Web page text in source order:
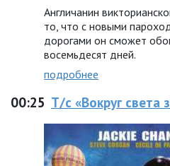
Англичанин
то, что с новыми
дорогами он сможет
восемьдесят дней.
подробнее
00:25 Т/с «Вокруг света